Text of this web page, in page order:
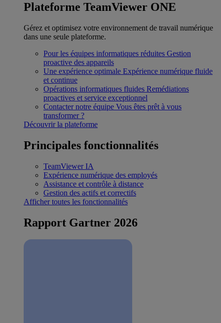
Plateforme TeamViewer ONE
Gérez et optimisez votre environnement de travail numérique
dans une seule plateforme.
Pour les équipes informatiques réduites Gestion
proactive des appareils
Une expérience optimale Expérience numérique fluide
et continue
Opérations informatiques fluides Remédiations
proactives et service exceptionnel
Contacter notre équipe Vous êtes prêt à vous
transformer ?
Découvrir la plateforme
Principales fonctionnalités
TeamViewer IA
Expérience numérique des employés
Assistance et contrôle à distance
Gestion des actifs et correctifs
Afficher toutes les fonctionnalités
Rapport Gartner 2026